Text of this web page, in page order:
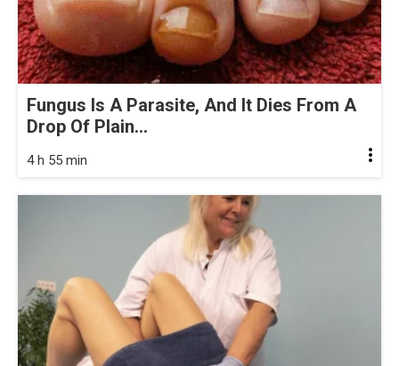
Fungus Is A Parasite, And It Dies From A
Drop Of Plain...
4 h 55 min